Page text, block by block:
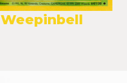
Weepinbell